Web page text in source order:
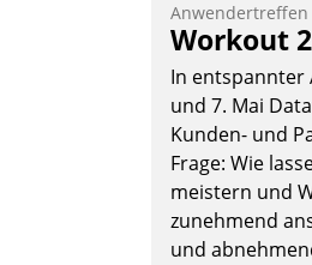
Anwendertreffen
Workout
In entspannter
und 7. Mai
Kunden- und
Frage: Wie
meistern und
zunehmend
und